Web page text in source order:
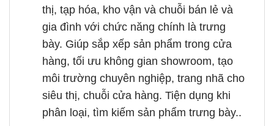
thị, tạp hóa, kho vận và chuỗi bán lẻ và
gia đình với chức năng chính là trưng
bày. Giúp sắp xếp sản phẩm trong cửa
hàng, tối ưu không gian showroom, tạo
môi trường chuyên nghiệp, trang nhã cho
siêu thị, chuỗi cửa hàng. Tiện dụng khi
phân loại, tìm kiếm sản phẩm trưng bày..